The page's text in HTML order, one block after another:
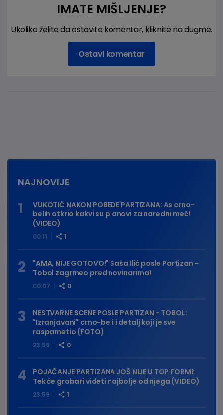
IMATE MIŠLJENJE?
Ukoliko želite da ostavite komentar, kliknite na dugme.
Ostavi komentar
NAJNOVIJE
00:11 1
VUKOTIĆ NAKON POBEDE PARTIZANA: As crno-
belih otkrio kakvi su planovi za naredni meč!
(VIDEO)
00:07 0
"AMA, NIJE GOTOVO!" Saša Ilić posle Partizan -
Tobol zagrmeo pred novinarima!
23:59 0
NESTVARNE SCENE POSLE PARTIZAN - TOBOL:
"Izranjavani" crno-beli i detalj koji je sve
raspametio (FOTO)
23:59 1
POJAČANJE PARTIZANA JOŠ NIJE U TOP FORMI:
Tek će grobari videti najbolje od njega (VIDEO)